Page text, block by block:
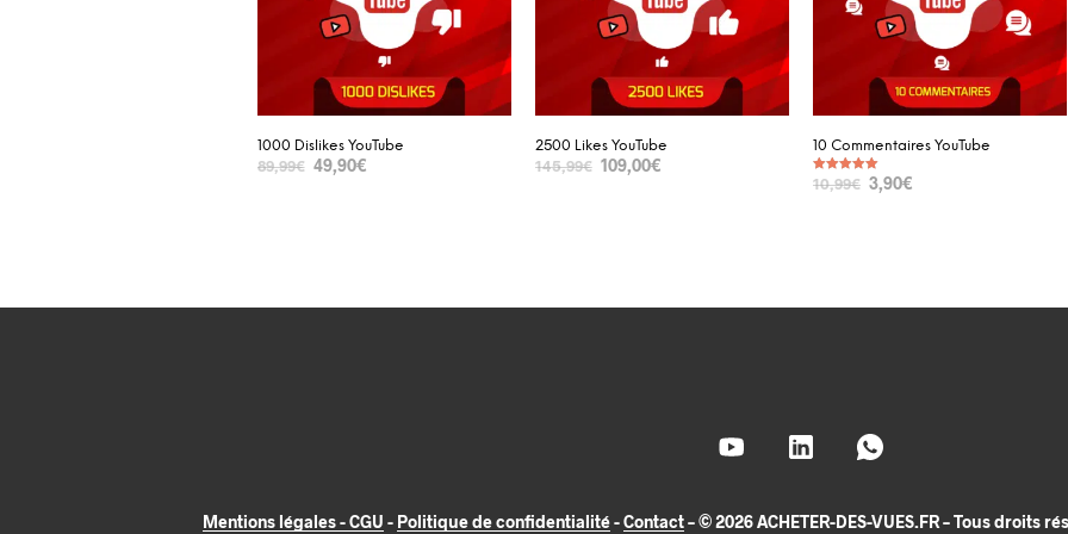
1000 Dislikes YouTube
89,99€ 49,90€
2500 Likes YouTube
145,99€ 109,00€
10 Commentaires YouTube
Note
5.00
10,99€ 3,90€
Mentions légales - CGU - Politique de confidentialité-Contact– © 2026 ACHETER-DES-VUES.FR – Tous